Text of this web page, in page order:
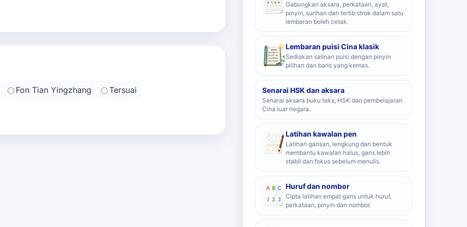
Fon Tian Yingzhang
Tersuai
Gabungkan aksara, perkataan, ayat,
pinyin, surihan dan tertib strok dalam satu
lembaran boleh cetak.
Lembaran puisi Cina klasik
Sediakan salinan puisi dengan pinyin
pilihan dan baris yang kemas.
Senarai HSK dan aksara
Senarai aksara buku teks, HSK dan pembelajaran
Cina luar negara.
Latihan kawalan pen
Latihan garisan, lengkung dan bentuk
membantu kawalan halus, garis lebih
stabil dan fokus sebelum menulis.
Huruf dan nombor
Cipta latihan empat garis untuk huruf,
perkataan, pinyin dan nombor.